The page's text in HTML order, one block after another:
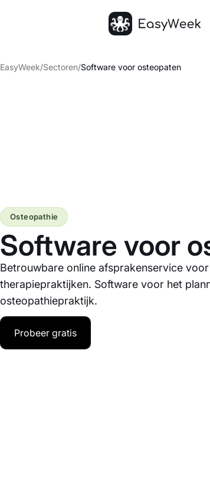
EasyWeek/Sectoren/Software voor osteopaten
Software voor
Betrouwbare online afsprakenservice
therapiepraktijken. Software voor het
osteopathiepraktijk.
Osteopathie
Probeer gratis